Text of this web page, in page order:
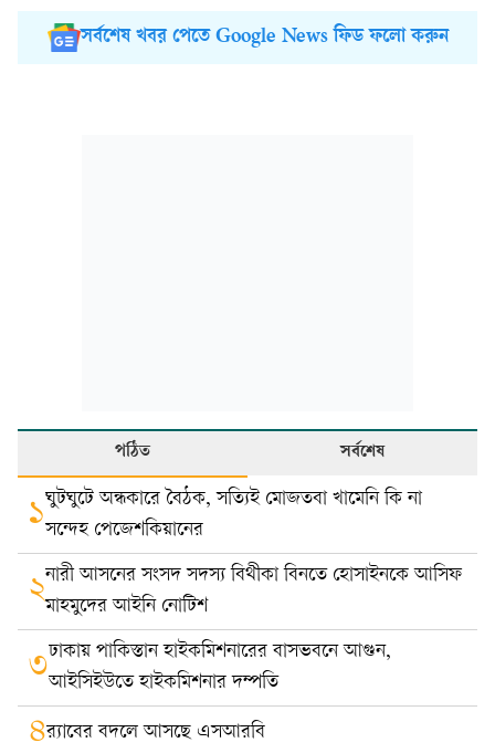
সর্বশেষ খবর পেতে Google News ফিড ফলো করুন
পঠিত সর্বশেষ
১ঘুটঘুটে অন্ধকারে বৈঠক, সত্যিই মোজতবা খামেনি কি না
সন্দেহ পেজেশকিয়ানের
২নারী আসনের সংসদ সদস্য বিথীকা বিনতে হোসাইনকে আসিফ
মাহমুদের আইনি নোটিশ
৩ঢাকায় পাকিস্তান হাইকমিশনারের বাসভবনে আগুন,
আইসিইউতে হাইকমিশনার দম্পতি
৪র‍্যাবের বদলে আসছে এসআরবি